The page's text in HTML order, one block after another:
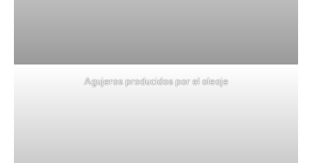
Agujeros producidos por el oleaje